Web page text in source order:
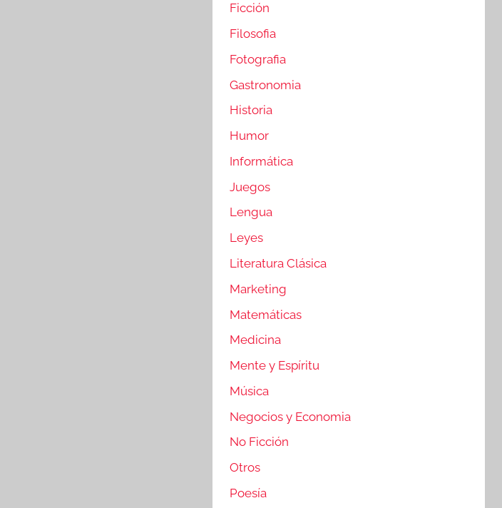
Ficción
Filosofia
Fotografia
Gastronomia
Historia
Humor
Informática
Juegos
Lengua
Leyes
Literatura Clásica
Marketing
Matemáticas
Medicina
Mente y Espíritu
Música
Negocios y Economia
No Ficción
Otros
Poesía